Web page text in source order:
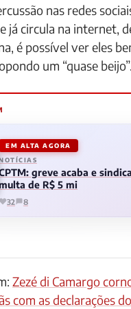
nas redes
já circula na internet,
é possível ver eles
um “quase beijo”.
EM ALTA AGORA
greve acaba e
de R$ 5 mi
32 8
Zezé di Camargo
com as declarações